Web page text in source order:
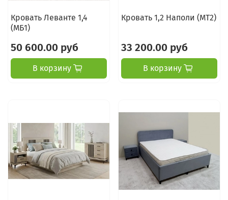
Кровать Леванте 1,4
(МБ1)
50 600.00 руб
В корзину
Кровать 1,2 Наполи (МТ2)
33 200.00 руб
В корзину